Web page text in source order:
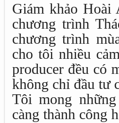
Giám khảo
chương trình
chương trình
cho tôi nhiều
producer đều có
không chỉ đầu tư
Tôi mong
càng thành công